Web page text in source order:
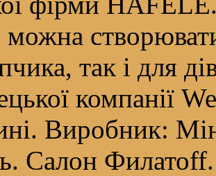
можна
так і для
компанії
Виробник:
Салон Филатоff.